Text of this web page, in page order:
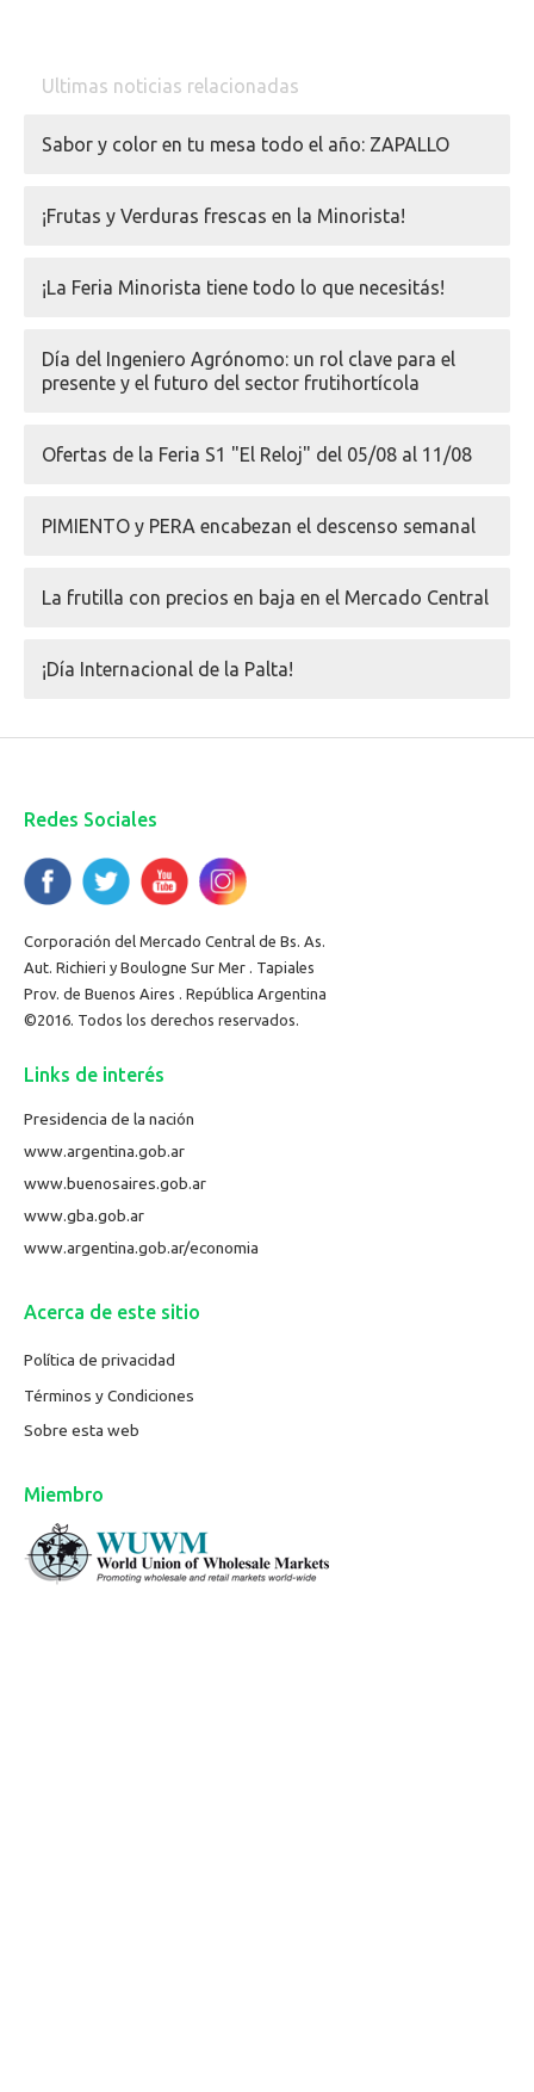
Ultimas noticias relacionadas
Sabor y color en tu mesa todo el año: ZAPALLO
¡Frutas y Verduras frescas en la Minorista!
¡La Feria Minorista tiene todo lo que necesitás!
Día del Ingeniero Agrónomo: un rol clave para el
presente y el futuro del sector frutihortícola
Ofertas de la Feria S1 "El Reloj" del 05/08 al 11/08
PIMIENTO y PERA encabezan el descenso semanal
La frutilla con precios en baja en el Mercado Central
¡Día Internacional de la Palta!
Redes Sociales
Corporación del Mercado Central de Bs. As.
Aut. Richieri y Boulogne Sur Mer . Tapiales
Prov. de Buenos Aires . República Argentina
©2016. Todos los derechos reservados.
Links de interés
Presidencia de la nación
www.argentina.gob.ar
www.buenosaires.gob.ar
www.gba.gob.ar
www.argentina.gob.ar/economia
Acerca de este sitio
Política de privacidad
Términos y Condiciones
Sobre esta web
Miembro